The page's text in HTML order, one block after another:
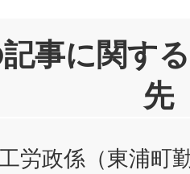
事に関す
先
労政係（東浦町